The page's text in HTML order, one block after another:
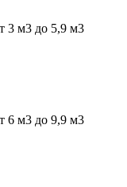
3 м3 до 5,9 м3
6 м3 до 9,9 м3